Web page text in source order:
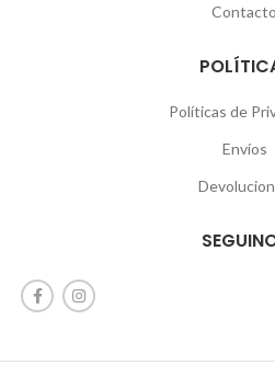
Contacto
Políticas de
Envíos